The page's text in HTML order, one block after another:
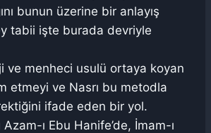
bunun üzerine bir anlayış
tabii işte burada devriyle
ve menheci usulü ortaya koyan
etmeyi ve Nasrı bu metodla
ifade eden bir yol.
ı Ebu Hanife’de, İmam-ı